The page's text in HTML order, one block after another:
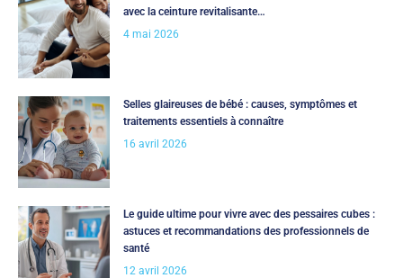
avec la ceinture revitalisante…
4 mai 2026
Selles glaireuses de bébé : causes, symptômes et
traitements essentiels à connaître
16 avril 2026
Le guide ultime pour vivre avec des pessaires cubes :
astuces et recommandations des professionnels de
santé
12 avril 2026